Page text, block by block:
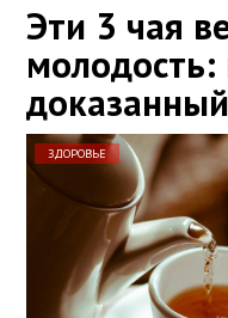
Эти 3 чая
молодость:
ЗДОРОВЬЕ